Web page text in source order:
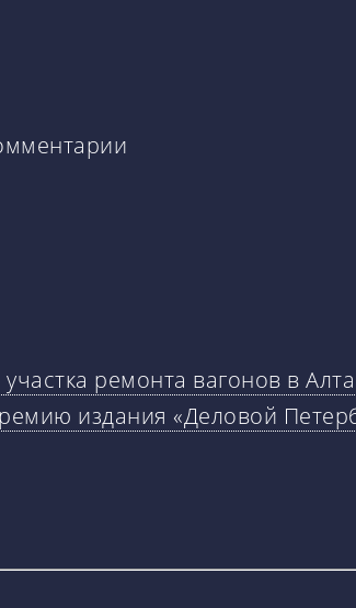
ремонта вагонов в
издания «Деловой